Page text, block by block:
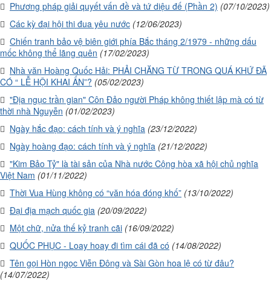
Phương pháp giải quyết vấn đề và tứ diệu đế (Phần 2) (07/10/2023)
Các kỳ đại hội thi đua yêu nước (12/06/2023)
Chiến tranh bảo vệ biên giới phía Bắc tháng 2/1979 - những dấu
mốc không thể lãng quên (17/02/2023)
Nhà văn Hoàng Quốc Hải: PHẢI CHĂNG TỪ TRONG QUÁ KHỨ ĐÃ
CÓ “ LỄ HỘI KHAI ẤN”? (05/02/2023)
"Địa ngục trần gian" Côn Đảo người Pháp không thiết lập mà có từ
thời nhà Nguyễn (01/02/2023)
Ngày hắc đạo: cách tính và ý nghĩa (23/12/2022)
Ngày hoàng đạo: cách tính và ý nghĩa (21/12/2022)
"Kim Bảo Tỷ" là tài sản của Nhà nước Cộng hòa xã hội chủ nghĩa
Việt Nam (01/11/2022)
Thời Vua Hùng không có “văn hóa đóng khố” (13/10/2022)
Đại địa mạch quốc gia (20/09/2022)
Một chữ, nửa thế kỷ tranh cãi (16/09/2022)
QUỐC PHỤC - Loay hoay đi tìm cái đã có (14/08/2022)
Tên gọi Hòn ngọc Viễn Đông và Sài Gòn hoa lệ có từ đâu?
(14/07/2022)